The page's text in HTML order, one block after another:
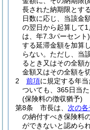
長された納期限とす
日数に応じ、当該金
の翌日から起算して
は、年7.3パーセント)
する延滞金額を加算
らない。 ただし、当
るとき又はその全額
金額又はその全額を
2
前項に規定する年
ついても、365日当た
(保険料の徴収猶予)
第8条
市長は、 次の各
の納付すべき保険料
ができないと認めら